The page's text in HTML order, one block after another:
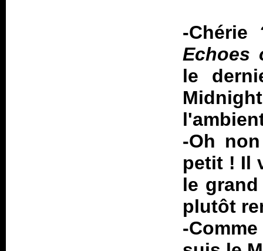
-
Echoes
le
-Oh
petit ! Il
le
plutôt
-